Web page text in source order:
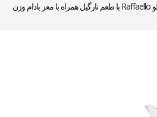
شکلات رافائلو Raffaello با طعم نارگیل همراه با مغز بادام وزن